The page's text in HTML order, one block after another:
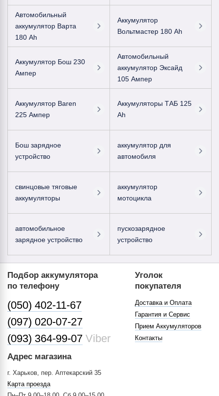
Автомобильный
аккумулятор Варта
180 Ah
Аккумулятор
Вольтмастер 180 Ah
Аккумулятор Бош 230
Ампер
Автомобильный
аккумулятор Эксайд
105 Ампер
Аккумулятор Baren
225 Ампер
Аккумуляторы ТАБ 125
Ah
Бош зарядное
устройство
аккумулятор для
автомобиля
свинцовые тяговые
аккумуляторы
аккумулятор
мотоцикла
автомобильное
зарядное устройство
пускозарядное
устройство
Подбор аккумулятора
по телефону
(050) 402-11-67
(097) 020-07-27
(093) 364-99-07 Viber
Адрес магазина
г. Харьков, пер. Аптекарский 35
Карта проезда
Уголок
покупателя
Доставка и Оплата
Гарантия и Сервис
Прием Аккумуляторов
Контакты